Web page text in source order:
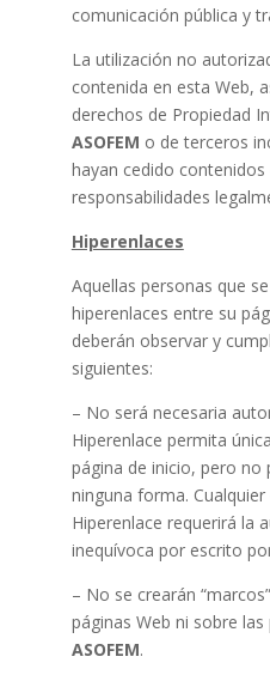
comunicación pública y
La utilización no
contenida en esta Web,
derechos de Propiedad
ASOFEM o de terceros
hayan cedido contenidos
responsabilidades
Hiperenlaces
Aquellas personas que
hiperenlaces entre su
deberán observar y
siguientes:
– No será necesaria
Hiperenlace permita
página de inicio, pero no
ninguna forma.
Hiperenlace requerirá la
inequívoca por escrito
– No se crearán
páginas Web ni sobre las
ASOFEM.